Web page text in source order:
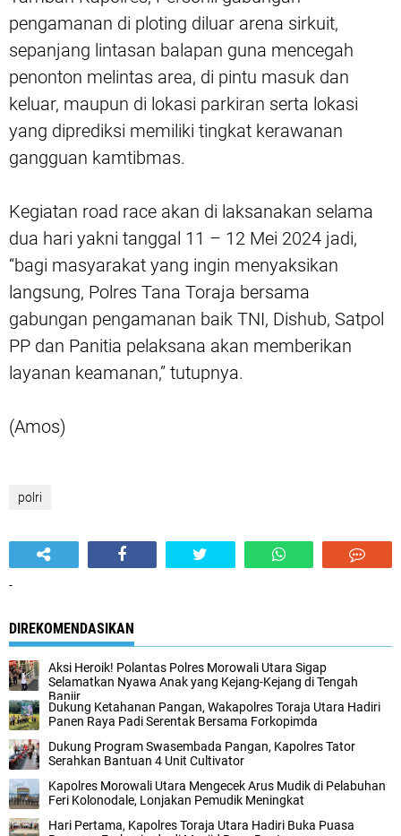
pengamanan di ploting diluar arena sirkuit,
sepanjang lintasan balapan guna mencegah
penonton melintas area, di pintu masuk dan
keluar, maupun di lokasi parkiran serta lokasi
yang diprediksi memiliki tingkat kerawanan
gangguan kamtibmas.
Kegiatan road race akan di laksanakan selama
dua hari yakni tanggal 11 – 12 Mei 2024 jadi,
“bagi masyarakat yang ingin menyaksikan
langsung, Polres Tana Toraja bersama
gabungan pengamanan baik TNI, Dishub, Satpol
PP dan Panitia pelaksana akan memberikan
layanan keamanan,” tutupnya.
(Amos)
polri
-
DIREKOMENDASIKAN
Aksi Heroik! Polantas Polres Morowali Utara Sigap
Selamatkan Nyawa Anak yang Kejang-Kejang di Tengah
Banjir
Dukung Ketahanan Pangan, Wakapolres Toraja Utara Hadiri
Panen Raya Padi Serentak Bersama Forkopimda
Dukung Program Swasembada Pangan, Kapolres Tator
Serahkan Bantuan 4 Unit Cultivator
Kapolres Morowali Utara Mengecek Arus Mudik di Pelabuhan
Feri Kolonodale, Lonjakan Pemudik Meningkat
Hari Pertama, Kapolres Toraja Utara Hadiri Buka Puasa